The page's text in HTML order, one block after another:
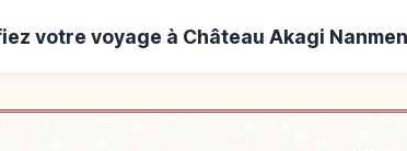
votre voyage à Château Akagi